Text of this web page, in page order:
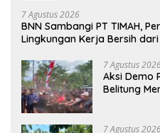
7 Agustus 2026
BNN Sambangi PT TIMAH,
Lingkungan Kerja Bersih
7 Agustus
Aksi Demo
Belitung
7 Agustus